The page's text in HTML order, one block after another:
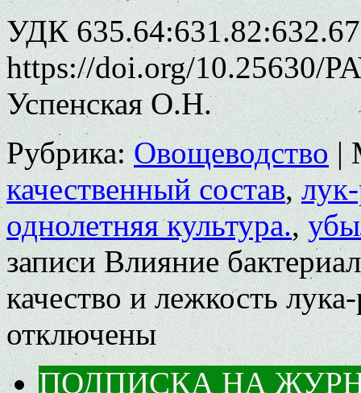
УДК 635.64:631.82:632.67
https://doi.org/10.25630/
Успенская О.Н.
Рубрика: Овощеводство |
качественный состав,
однолетняя культура.,
записи Влияние
качество и лежкость
отключены
ПОДПИСКА НА